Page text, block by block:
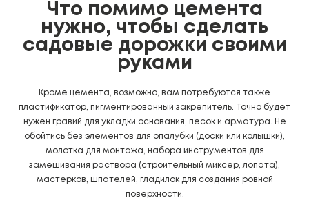
что помимо цемента
нужно, чтобы сделать
садовые дорожки своими
руками
Кроме цемента, возможно, вам потребуются также
пластификатор, пигментированный закрепитель. Точно будет
нужен гравий для укладки основания, песок и арматура. Не
обойтись без элементов для опалубки (доски или колышки),
молотка для монтажа, набора инструментов для
замешивания раствора (строительный миксер, лопата),
мастерков, шпателей, гладилок для создания ровной
поверхности.